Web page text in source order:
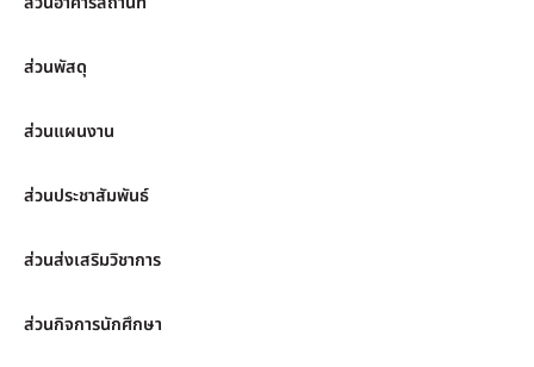
ส่วนพัสดุ
ส่วนแผนงาน
ส่วนประชาสัมพันธ์
ส่วนส่งเสริมวิชาการ
ส่วนกิจการนักศึกษา